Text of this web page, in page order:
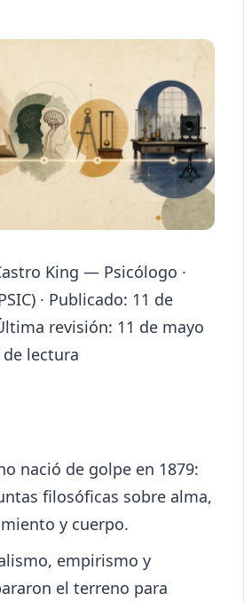
King — Psicólogo ·
· Publicado: 11 de
revisión: 11 de mayo
de lectura
nació de golpe en 1879:
filosóficas sobre alma,
y cuerpo.
empirismo y
el terreno para